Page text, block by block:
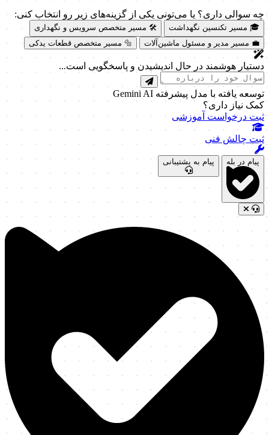
چه سوالی داری؟ یا می‌تونی یکی از گزینه‌های زیر رو انتخاب کنی:
🎓 مسیر تکنسین نگهداشت
🛠️ مسیر متخصص سرویس و نگهداری
💼 مسیر مدیر و مسئول ماشین‌آلات
🔩 مسیر متخصص قطعات یدکی
دستیار هوشمند در حال اندیشیدن و پاسخگویی است...
توسعه یافته با مدل پیشرفته Gemini AI
کمک نیاز داری؟
ثبت درخواست آموزشی
ثبت چالش فنی
پیام در بله پیام به پشتیبانی